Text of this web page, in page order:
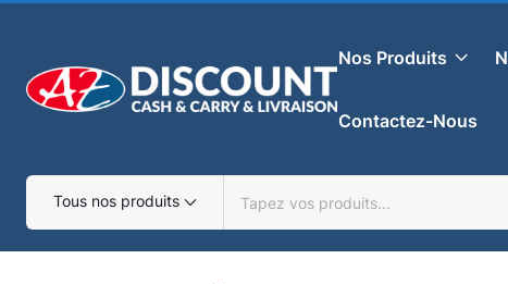
content
Nos Produits
Contactez-Nous
Tous nos produits